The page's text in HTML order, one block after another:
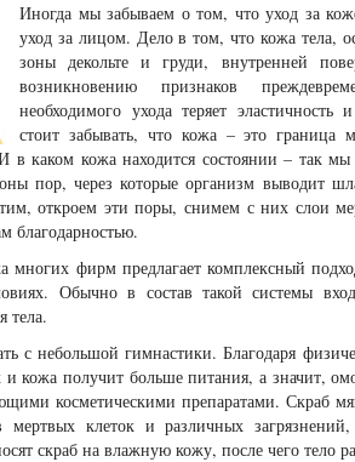
Иногда мы забываем о том, что уход за
уход за лицом. Дело в том, что кожа тела,
зоны декольте и груди, внутренней
возникновению признаков
необходимого ухода теряет
стоит забывать, что кожа – это
в каком кожа находится состоянии – так
пор, через которые организм выводит
откроем эти поры, снимем с них слои
благодарностью.
многих фирм предлагает комплексный
Обычно в состав такой системы
тела.
с небольшой гимнастики. Благодаря
и кожа получит больше питания, а значит,
косметическими препаратами. Скраб
мертвых клеток и различных
скраб на влажную кожу, после чего тело